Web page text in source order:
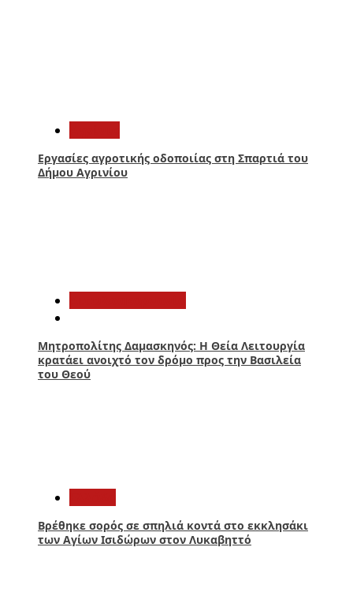
Εργασίες αγροτικής οδοποιίας στη Σπαρτιά του
Δήμου Αγρινίου
Μητροπολίτης Δαμασκηνός: Η Θεία Λειτουργία
κρατάει ανοιχτό τον δρόμο προς την Βασιλεία
του Θεού
Βρέθηκε σορός σε σπηλιά κοντά στο εκκλησάκι
των Αγίων Ισιδώρων στον Λυκαβηττό